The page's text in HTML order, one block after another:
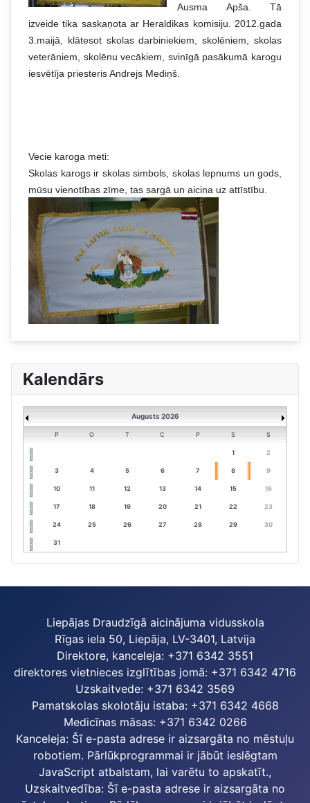
Ausma Apša. Tā
izveide tika saskaņota ar Heraldikas komisiju. 2012.gada
3.maijā, klātesot skolas darbiniekiem, skolēniem, skolas
veterāniem, skolēnu vecākiem, svinīgā pasākumā karogu
iesvētīja priesteris Andrejs Mediņš.
Vecie karoga meti:
Skolas karogs ir skolas simbols, skolas lepnums un gods,
mūsu vienotības zīme, tas sargā un aicina uz attīstību.
Kalendārs
Augusts 2026
P O T C P S S
1 2
3 4 5 6 7 8 9
10 11 12 13 14 15 16
17 18 19 20 21 22 23
24 25 26 27 28 29 30
31
Liepājas Draudzīgā aicinājuma vidusskola
Rīgas iela 50, Liepāja, LV-3401, Latvija
Direktore, kanceleja: +371 6342 3551
direktores vietnieces izglītības jomā: +371 6342 4716
Uzskaitvede: +371 6342 3569
Pamatskolas skolotāju istaba: +371 6342 4668
Medicīnas māsas: +371 6342 0266
Kanceleja: Šī e-pasta adrese ir aizsargāta no mēstuļu
robotiem. Pārlūkprogrammai ir jābūt ieslēgtam
JavaScript atbalstam, lai varētu to apskatīt.,
Uzskaitvedība: Šī e-pasta adrese ir aizsargāta no